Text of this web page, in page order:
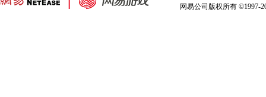
网易公司版权所有 ©1997-